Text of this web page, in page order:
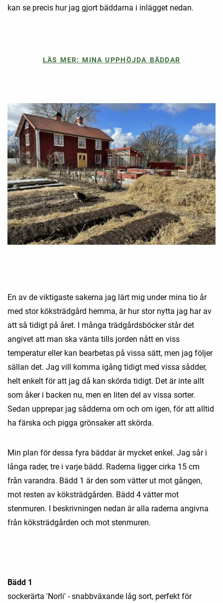
kan se precis hur jag gjort bäddarna i inlägget nedan.
LÄS MER: MINA UPPHÖJDA BÄDDAR
En av de viktigaste sakerna jag lärt mig under mina tio år
med stor köksträdgård hemma, är hur stor nytta jag har av
att så tidigt på året. I många trädgårdsböcker står det
angivet att man ska vänta tills jorden nått en viss
temperatur eller kan bearbetas på vissa sätt, men jag följer
sällan det. Jag vill komma igång tidigt med vissa sådder,
helt enkelt för att jag då kan skörda tidigt. Det är inte allt
som åker i backen nu, men en liten del av vissa sorter.
Sedan upprepar jag sådderna om och om igen, för att alltid
ha färska och pigga grönsaker att skörda.
Min plan för dessa fyra bäddar är mycket enkel. Jag sår i
långa rader, tre i varje bädd. Raderna ligger cirka 15 cm
från varandra. Bädd 1 är den som vätter ut mot gången,
mot resten av köksträdgården. Bädd 4 vätter mot
stenmuren. I beskrivningen nedan är alla raderna angivna
från köksträdgården och mot stenmuren.
Bädd 1
sockerärta 'Norli' - snabbväxande låg sort, perfekt för